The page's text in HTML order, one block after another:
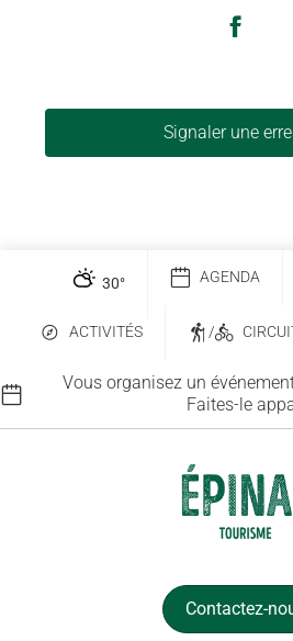
Signaler une
30° AGENDA
ACTIVITÉS /
Vous organisez un
Faites-le
Contactez-